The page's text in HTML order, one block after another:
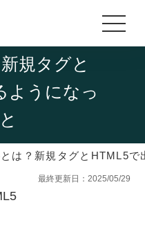
規タグと
ようになっ
は？新規タグとHTML5で
最終更新日：2025/05/29